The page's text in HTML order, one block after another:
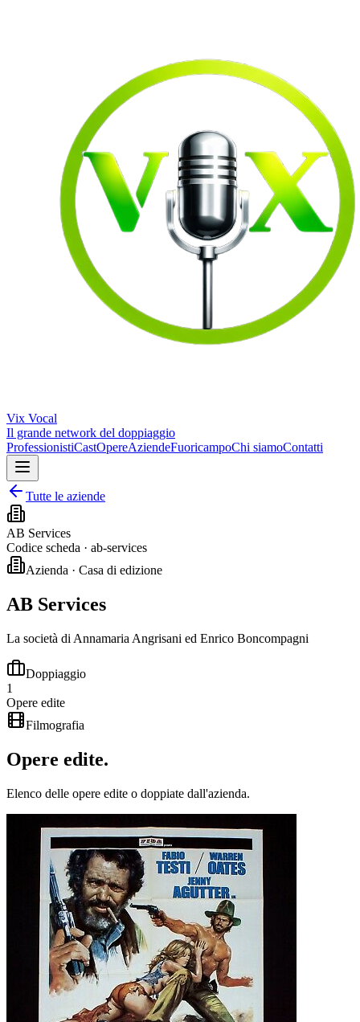
Vix Vocal
Il grande network del doppiaggio
ProfessionistiCastOpereAziendeFuoricampoChi siamoContatti
Tutte le aziende
AB Services
Codice scheda · ab-services
Azienda · Casa di edizione
AB Services
La società di Annamaria Angrisani ed Enrico Boncompagni
Doppiaggio
1
Opere edite
Filmografia
Opere edite.
Elenco delle opere edite o doppiate dall'azienda.